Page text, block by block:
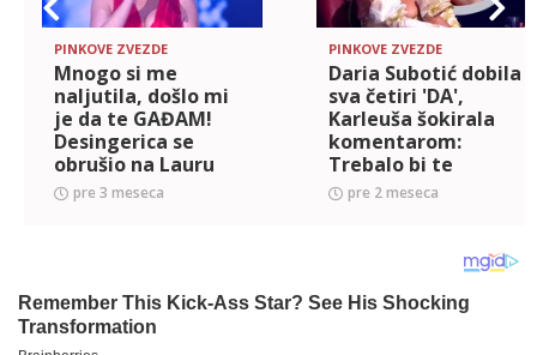
PINKOVE ZVEZDE
Mnogo si me
naljutila, došlo mi
je da te GAĐAM!
Desingerica se
obrušio na Lauru
Samardžiju,
standardno više nije
pre 3 meseca
PINKOVE ZVEZDE
Daria Subotić dobila
sva četiri 'DA',
Karleuša šokirala
komentarom:
Trebalo bi te
izbaciti!
pre 2 meseca